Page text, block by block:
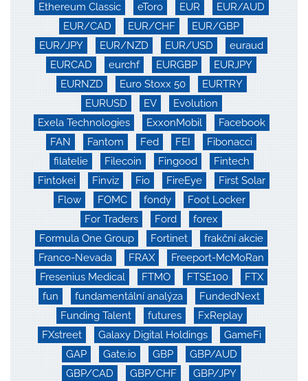
Ethereum Classic
eToro EUR
EUR/AUD
EUR/CAD
EUR/CHF
EUR/GBP
EUR/JPY
EUR/NZD EUR/USD
euraud
EURCAD
eurchf EURGBP
EURJPY
EURNZD
Euro Stoxx 50
EURTRY
EURUSD
EV
Evolution
Exela Technologies
ExxonMobil
Facebook
FAN
Fantom Fed FEI
Fibonacci
filatelie
Filecoin Fingood
Fintech
Fintokei
Finviz Fio FireEye
First Solar
Flow
FOMC fondy
Foot Locker
For Traders
Ford
forex
Formula One Group
Fortinet
frakční akcie
Franco-Nevada
FRAX
Freeport-McMoRan
Fresenius Medical
FTMO FTSE100
FTX
fun
fundamentální analýza
FundedNext
Funding Talent
futures
FxReplay
FXstreet
Galaxy Digital Holdings
GameFi
GAP
Gate.io GBP
GBP/AUD
GBP/CAD
GBP/CHF
GBP/JPY